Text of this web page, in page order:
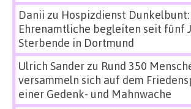
Danii zu Hospizdienst Dunkelbunt:
Ehrenamtliche begleiten seit fünf
Sterbende in Dortmund
Ulrich Sanderzu Rund 350
versammeln sich auf dem
einer Gedenk- und Mahnwache